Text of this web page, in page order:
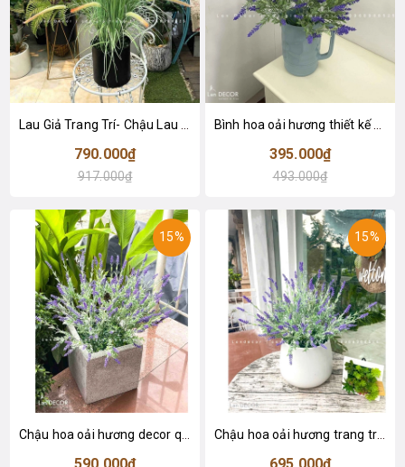
790.000₫
917.000₫
395.000₫
493.000₫
15% 15%
Chậu hoa oải hương trang trí phòng khách- CC975